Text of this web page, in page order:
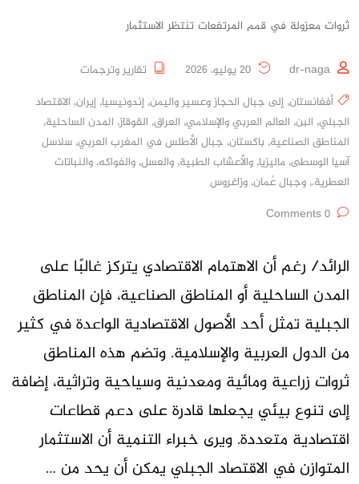
ثروات معزولة في قمم المرتفعات تنتظر الاستثمار
dr-naga
تقارير وترجمات
أفغانستان, إلى جبال الحجاز وعسير واليمن, إندونيسيا, إيران, الاقتصاد
الجبلي, البن, العالم العربي والإسلامي, العراق, القوقاز, المدن الساحلية,
المناطق الصناعية, باكستان, جبال الأطلس في المغرب العربي, سلاسل
آسيا الوسطى, ماليزيا, والأعشاب الطبية, والعسل, والفواكه, والنباتات
العطرية., وجبال عُمان, وزاغروس
الرائد/ رغم أن الاهتمام الاقتصادي يتركز غالبًا على
المدن الساحلية أو المناطق الصناعية، فإن المناطق
الجبلية تمثل أحد الأصول الاقتصادية الواعدة في كثير
من الدول العربية والإسلامية. وتضم هذه المناطق
ثروات زراعية ومائية ومعدنية وسياحية وتراثية، إضافة
إلى تنوع بيئي يجعلها قادرة على دعم قطاعات
اقتصادية متعددة. ويرى خبراء التنمية أن الاستثمار
المتوازن في الاقتصاد الجبلي يمكن أن يحد من …